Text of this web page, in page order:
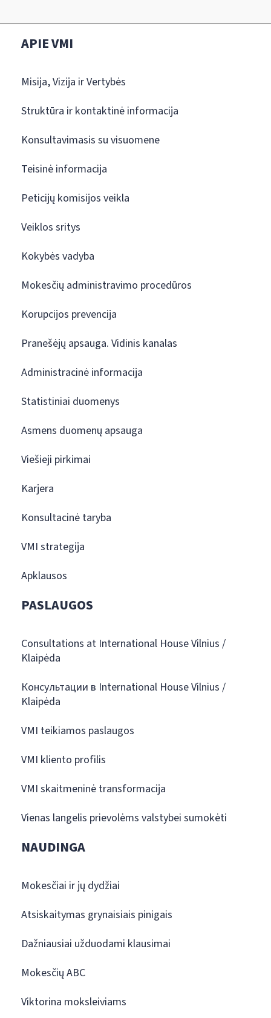
APIE VMI
Misija, Vizija ir Vertybės
Struktūra ir kontaktinė informacija
Konsultavimasis su visuomene
Teisinė informacija
Peticijų komisijos veikla
Veiklos sritys
Kokybės vadyba
Mokesčių administravimo procedūros
Korupcijos prevencija
Pranešėjų apsauga. Vidinis kanalas
Administracinė informacija
Statistiniai duomenys
Asmens duomenų apsauga
Viešieji pirkimai
Karjera
Konsultacinė taryba
VMI strategija
Apklausos
PASLAUGOS
Consultations at International House Vilnius /
Klaipėda
Консультации в International House Vilnius /
Klaipėda
VMI teikiamos paslaugos
VMI kliento profilis
VMI skaitmeninė transformacija
Vienas langelis prievolėms valstybei sumokėti
NAUDINGA
Mokesčiai ir jų dydžiai
Atsiskaitymas grynaisiais pinigais
Dažniausiai užduodami klausimai
Mokesčių ABC
Viktorina moksleiviams